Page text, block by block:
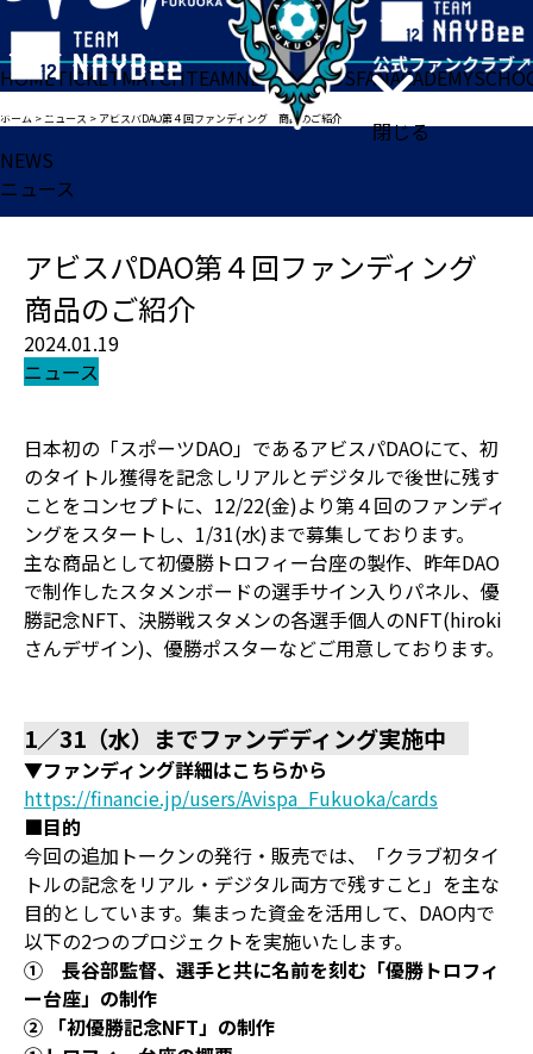
閉じる
HOMETICKETMATCHTEAMNEWSGOODSFANACADEMY
ホーム >ニュース > アビスパDAO第４回ファンディング 商品のご紹介
NEWS
ニュース
アビスパDAO第４回ファンディング
商品のご紹介
2024.01.19
ニュース
日本初の「スポーツDAO」であるアビスパDAOにて、初
のタイトル獲得を記念しリアルとデジタルで後世に残す
ことをコンセプトに、12/22(金)より第４回のファンディ
ングをスタートし、1/31(水)まで募集しております。
主な商品として初優勝トロフィー台座の製作、昨年DAO
で制作したスタメンボードの選手サイン入りパネル、優
勝記念NFT、決勝戦スタメンの各選手個人のNFT(hiroki
さんデザイン)、優勝ポスターなどご用意しております。
1／31（水）までファンデディング実施中
▼ファンディング詳細はこちらから
https://financie.jp/users/Avispa_Fukuoka/cards
■目的
今回の追加トークンの発行・販売では、「クラブ初タイ
トルの記念をリアル・デジタル両方で残すこと」を主な
目的としています。集まった資金を活用して、DAO内で
以下の2つのプロジェクトを実施いたします。
① 長谷部監督、選手と共に名前を刻む「優勝トロフィ
ー台座」の制作
② 「初優勝記念NFT」の制作